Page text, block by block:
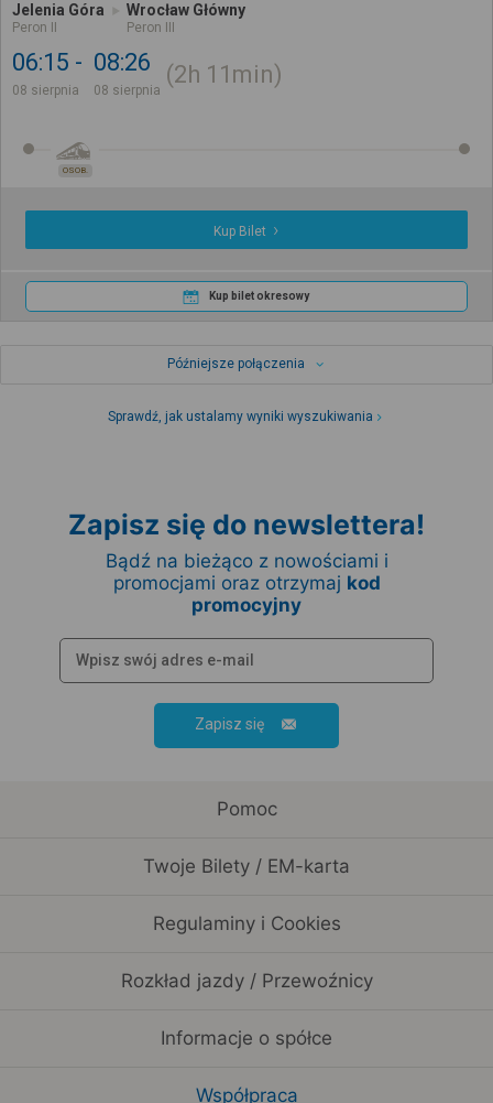
Jelenia Góra
Peron II
Wrocław Główny
Peron III
06:15
08 sierpnia
08:26
08 sierpnia
2h 11min
OSOB.
Kup Bilet
Kup bilet okresowy
Późniejsze połączenia
Sprawdź, jak ustalamy wyniki wyszukiwania
Zapisz się do newslettera!
Bądź na bieżąco z nowościami i
promocjami oraz otrzymaj kod
promocyjny
Zapisz się
Pomoc
Twoje Bilety / EM-karta
Regulaminy i Cookies
Rozkład jazdy / Przewoźnicy
Informacje o spółce
Współpraca